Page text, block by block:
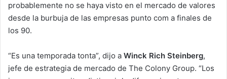
probablemente no se haya visto en el mercado de valores
desde la burbuja de las empresas punto com a finales de
los 90.
“Es una temporada tonta”, dijo a Winck Rich Steinberg,
jefe de estrategia de mercado de The Colony Group. “Los